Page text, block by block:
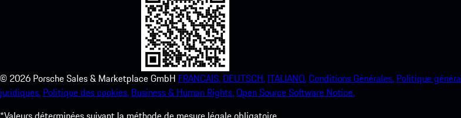
© 2026 Porsche Sales & Marketplace GmbH FRANCAIS. DEUTSCH. ITALIANO.Conditions Générales. Politique
juridiques. Politique des cookies. Business & Human Rights.Open Source Software Notice.